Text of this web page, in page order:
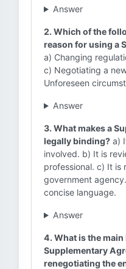
Answer
2. Which of the
reason for using a
a) Changing
c) Negotiating a
Unforeseen
Answer
3. What makes a
legally binding? a)
involved. b) It is
professional. c) It is
government
concise language.
Answer
4. What is the
Supplementary
renegotiating the